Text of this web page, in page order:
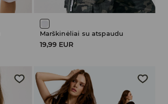
Marškinėliai su atspaudu
19,99 EUR